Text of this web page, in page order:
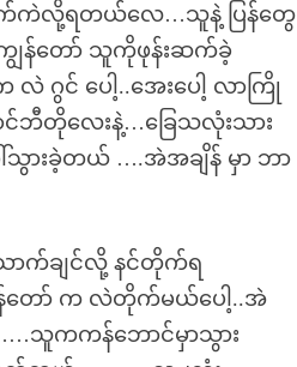
ြိုက်ကဲလို့ရတယ်လေ…သူနဲ့ ပြန်တွေ
ကျွန်တော် သူကိုဖုန်းဆက်ခဲ့
ဂွင် ပေါ့..အေးပေါ့ လာကြို
ဘီတိုလေးနဲ့…ခြေသလုံးသား
သွားခဲ့တယ် ….အဲအချိန် မှာ ဘာ
ာက်ချင်လို့ နင်တိုက်ရ
န်တော် က လဲတိုက်မယ်ပေါ့..အဲ
သူကကန်ဘောင်မှာသွား